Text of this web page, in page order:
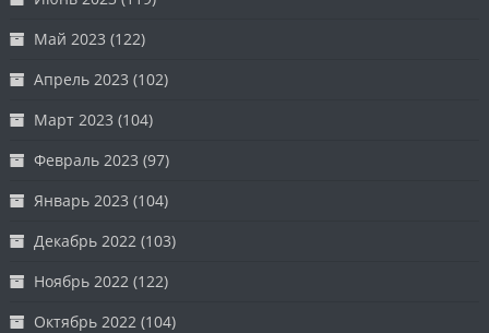
Май 2023 (122)
Апрель 2023 (102)
Март 2023 (104)
Февраль 2023 (97)
Январь 2023 (104)
Декабрь 2022 (103)
Ноябрь 2022 (122)
Октябрь 2022 (104)